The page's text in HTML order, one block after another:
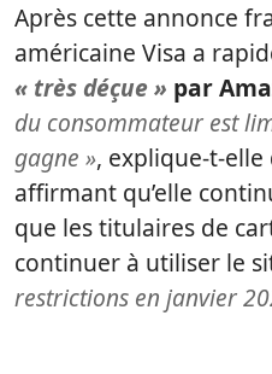
Après cette annonce
américaine Visa a
« très déçue » par
du consommateur est
gagne », explique-t-
affirmant qu’elle
que les titulaires de
continuer à utiliser le
restrictions en janvier